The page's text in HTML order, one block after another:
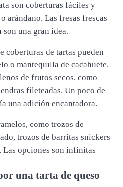
son coberturas fáciles y
arándano. Las fresas frescas
son una gran idea.
coberturas de tartas pueden
o mantequilla de cacahuete.
de frutos secos, como
fileteadas. Un poco de
una adición encantadora.
como trozos de
trozos de barritas snickers
Las opciones son infinitas
una tarta de queso